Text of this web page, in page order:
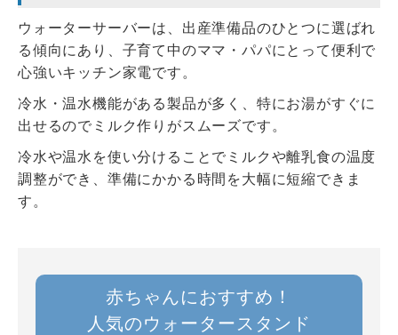
ウォーターサーバーは、出産準備品のひとつに選ばれ
る傾向にあり、子育て中のママ・パパにとって便利で
心強いキッチン家電です。
冷水・温水機能がある製品が多く、特にお湯がすぐに
出せるのでミルク作りがスムーズです。
冷水や温水を使い分けることでミルクや離乳食の温度
調整ができ、準備にかかる時間を大幅に短縮できま
す。
赤ちゃんにおすすめ！
人気のウォータースタンド